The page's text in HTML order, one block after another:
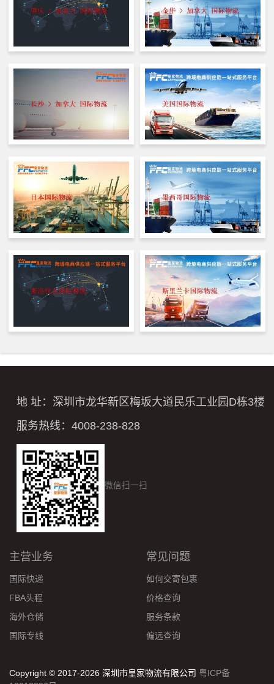
地 址：深圳市龙华新区梅坂大道民乐工业园D栋3楼
服务热线：4008-238-828
微信扫一扫
主营业务
国际快递
FBA头程
海外仓储
国际专线
常见问题
如何交寄包裹
价格查询
服务条款
偏远查询
Copyright © 2017-2026 深圳市皇家物流有限公司 粤ICP备